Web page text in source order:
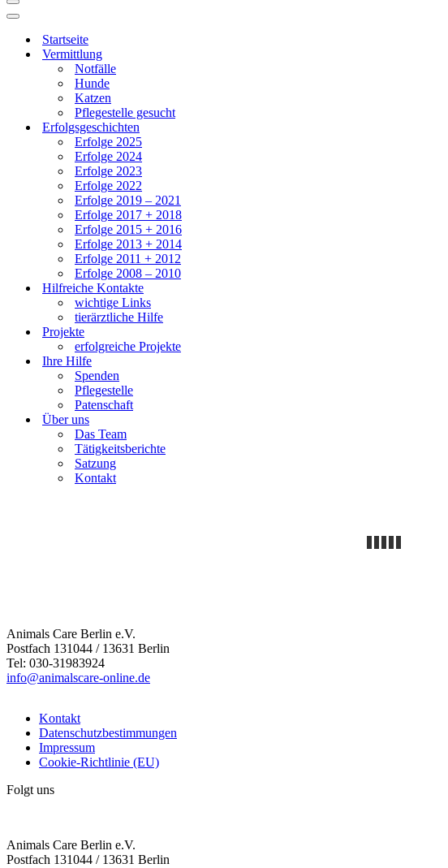
Navigationsmenü
Navigationsmenü
Startseite
Vermittlung
Notfälle
Hunde
Katzen
Pflegestelle gesucht
Erfolgsgeschichten
Erfolge 2025
Erfolge 2024
Erfolge 2023
Erfolge 2022
Erfolge 2019 – 2021
Erfolge 2017 + 2018
Erfolge 2015 + 2016
Erfolge 2013 + 2014
Erfolge 2011 + 2012
Erfolge 2008 – 2010
Hilfreiche Kontakte
wichtige Links
tierärztliche Hilfe
Projekte
erfolgreiche Projekte
Ihre Hilfe
Spenden
Pflegestelle
Patenschaft
Über uns
Das Team
Tätigkeitsberichte
Satzung
Kontakt
Animals Care Berlin e.V.
Postfach 131044 / 13631 Berlin
Tel: 030-31983924
info@animalscare-online.de
Kontakt
Datenschutzbestimmungen
Impressum
Cookie-Richtlinie (EU)
Folgt uns
Animals Care Berlin e.V.
Postfach 131044 / 13631 Berlin